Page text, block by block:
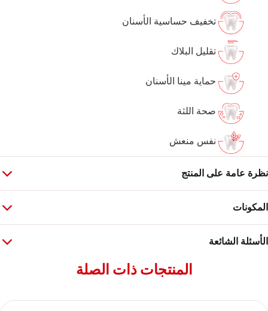
تخفيف حساسية الأسنان
تقليل البلاك
حماية مينا الأسنان
صحة اللثة
نفس منعش
نظرة عامة على المنتج
المكونات
الأسئلة الشائعة
المنتجات ذات الصلة